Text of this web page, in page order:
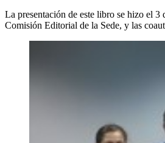
La presentación de este libro se hizo el
Comisión Editorial de la Sede, y las